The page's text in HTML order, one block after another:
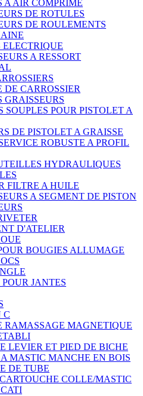
A AIR COMPRIME
DE ROTULES
DE ROULEMENTS
ELECTRIQUE
A RESSORT
DE CARROSSIER
GRAISSEURS
SOUPLES POUR PISTOLET A
DE PISTOLET A GRAISSE
ROBUSTE A PROFIL
HYDRAULIQUES
FILTRE A HUILE
A SEGMENT DE PISTON
D'ATELIER
BOUGIES ALLUMAGE
JANTES
C
RAMASSAGE MAGNETIQUE
LEVIER ET PIED DE BICHE
A MASTIC MANCHE EN BOIS
DE TUBE
COLLE/MASTIC